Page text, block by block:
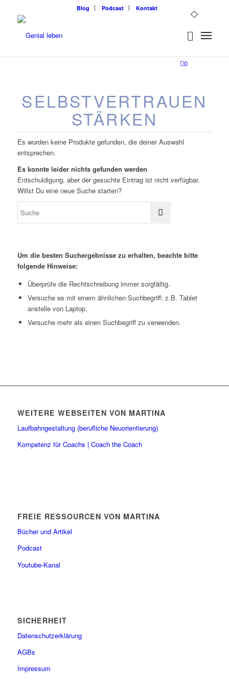
Blog Podcast Kontakt
0
SELBSTVERTRAUEN
STÄRKEN
Es wurden keine Produkte gefunden, die deiner Auswahl
entsprechen.
Es konnte leider nichts gefunden werden
Entschuldigung, aber der gesuchte Eintrag ist nicht verfügbar.
Willst Du eine neue Suche starten?
Um die besten Suchergebnisse zu erhalten, beachte bitte
folgende Hinweise:
Überprüfe die Rechtschreibung immer sorgfältig.
Versuche es mit einem ähnlichen Suchbegriff: z.B. Tablet
anstelle von Laptop.
Versuche mehr als einen Suchbegriff zu verwenden.
WEITERE WEBSEITEN VON MARTINA
Laufbahngestaltung (berufliche Neuorientierung)
Kompetenz für Coachs | Coach the Coach
FREIE RESSOURCEN VON MARTINA
Bücher und Artikel
Podcast
Youtube-Kanal
SICHERHEIT
Datenschutzerklärung
AGBs
Impressum